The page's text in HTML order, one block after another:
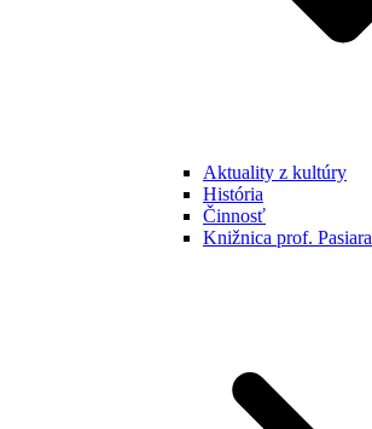
Aktuality z kultúry
História
Činnosť
Knižnica prof. Pasiara